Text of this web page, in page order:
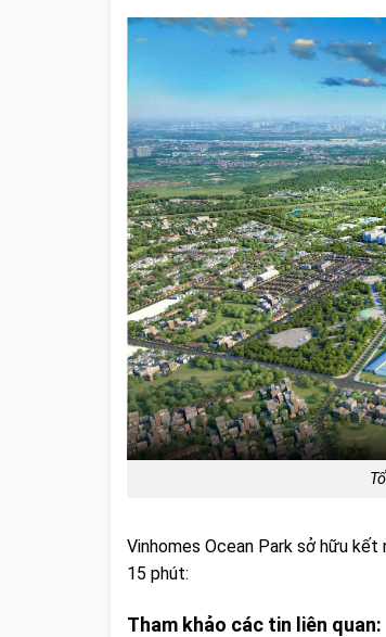
Vinhomes Ocean Park sở hữu kết
15 phút:
Tham khảo các tin liên quan: